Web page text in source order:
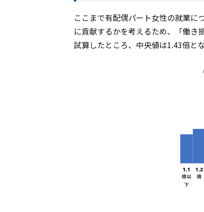
ここまで有配偶パート女性の就業に
に貢献するかを考えるため、「働き
試算したところ、中央値は1.43倍と